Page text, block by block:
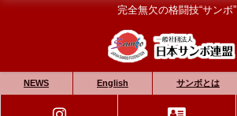
完全無欠の格闘技“サンボ”
NEWS English サンボとは